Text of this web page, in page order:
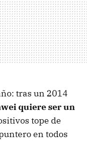
tras un 2014
quiere ser un
tope de
en todos